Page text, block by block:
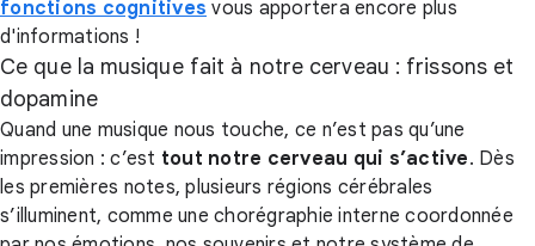
fonctions cognitives vous apportera encore plus
d'informations !
Ce que la musique fait à notre cerveau : frissons et
dopamine
Quand une musique nous touche, ce n’est pas qu’une
impression : c’est tout notre cerveau qui s’active. Dès
les premières notes, plusieurs régions cérébrales
s’illuminent, comme une chorégraphie interne coordonnée